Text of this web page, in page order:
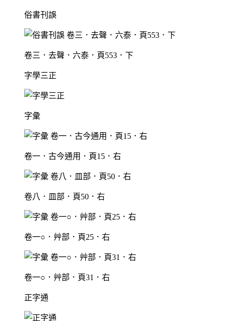
俗書刊誤
卷三．去聲．六泰．頁553．下
字學三正
字彙
卷一．古今通用．頁15．右
卷八．皿部．頁50．右
卷一○．艸部．頁25．右
卷一○．艸部．頁31．右
正字通